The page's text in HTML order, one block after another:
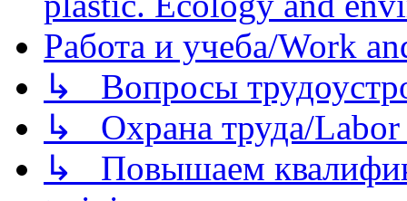
Работа и учеба/Work
↳ Вопросы
↳ Охрана труда/Labor
↳ Повышаем